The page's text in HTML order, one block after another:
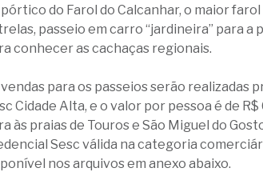
do Farol do Calcanhar, o maior
passeio em carro “jardineira” para a
conhecer as cachaças regionais.
para os passeios serão
Cidade Alta, e o valor por pessoa é de
às praias de Touros e São Miguel do
Sesc válida na categoria
nos arquivos em anexo abaixo.